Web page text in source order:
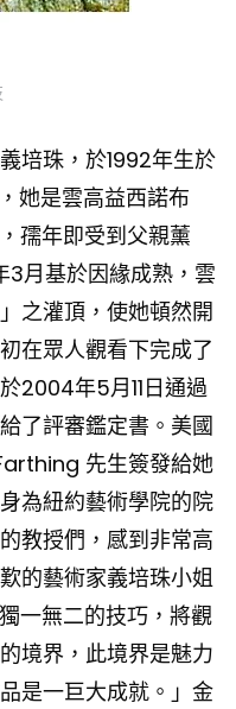
培珠，於1992年生於
她是雲高益西諾布
孺年即受到父親薰
月基於因緣成熟，雲
之灌頂，使她頓然開
在眾人觀看下完成了
2004年5月11日通過
了評審鑑定書。美國
先生簽發給她
為紐約藝術學院的院
教授們，感到非常高
的藝術家義培珠小姐
一無二的技巧，將觀
境界，此境界是魅力
是一巨大成就。」金